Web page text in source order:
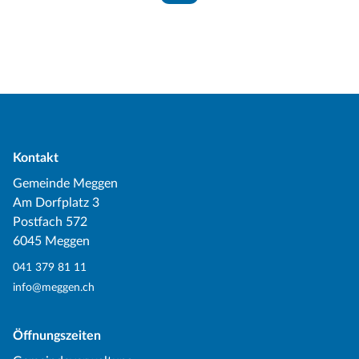
Kontakt
Gemeinde Meggen
Am Dorfplatz 3
Postfach 572
6045 Meggen
041 379 81 11
info@meggen.ch
Öffnungszeiten